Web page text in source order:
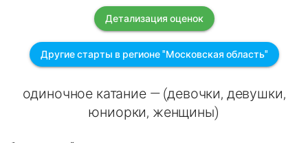
Детализация оценок
Другие старты в регионе "Московская область"
одиночное катание — (девочки, девушки,
юниорки, женщины)